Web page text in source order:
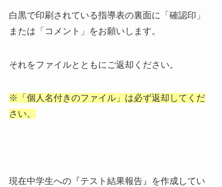
白黒で印刷されている指導表の裏面に「確認印」
または「コメント」をお願いします。
それをファイルとともにご返却ください。
※「個人名付きのファイル」は必ず返却してくだ
さい。
現在中学生への『テスト結果報告』を作成してい